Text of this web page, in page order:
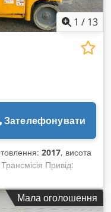
1 / 13
Зателефонувати
2017, висота
Привід:
см Розміри вантажного
CE: так Технічне
Мала оголошення